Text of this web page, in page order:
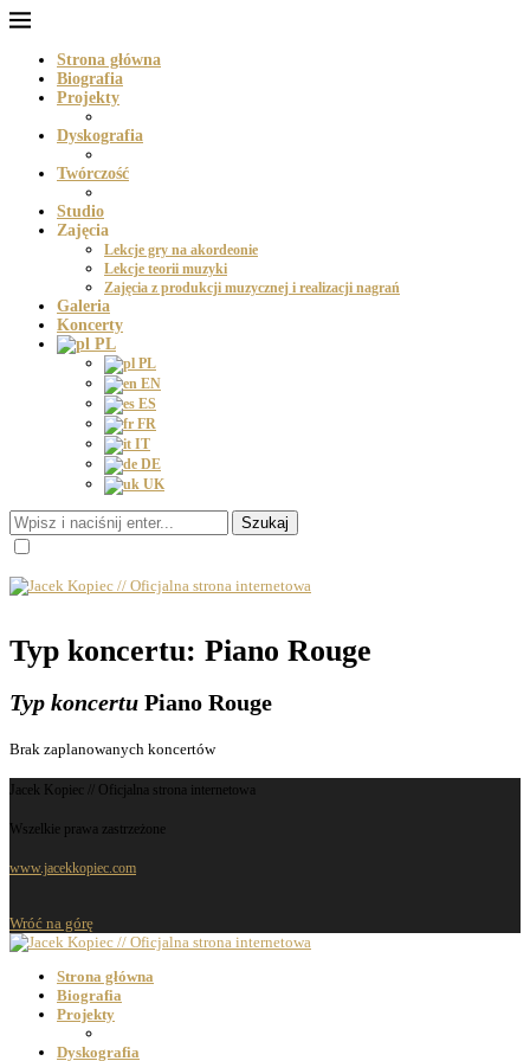
Strona główna
Biografia
Projekty
Dyskografia
Twórczość
Studio
Zajęcia
Lekcje gry na akordeonie
Lekcje teorii muzyki
Zajęcia z produkcji muzycznej i realizacji nagrań
Galeria
Koncerty
PL
PL
EN
ES
FR
IT
DE
UK
Szukaj
Typ koncertu: Piano Rouge
Typ koncertu Piano Rouge
Brak zaplanowanych koncertów
Jacek Kopiec // Oficjalna strona internetowa
Wszelkie prawa zastrzeżone
www.jacekkopiec.com
Wróć na górę
Strona główna
Biografia
Projekty
Dyskografia